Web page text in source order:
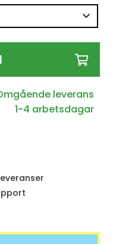
1-4 arbetsdagar